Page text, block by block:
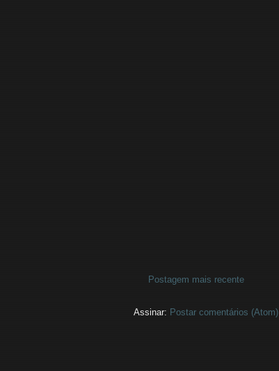
Postagem mais recente
Assinar: Postar comentários (Atom)